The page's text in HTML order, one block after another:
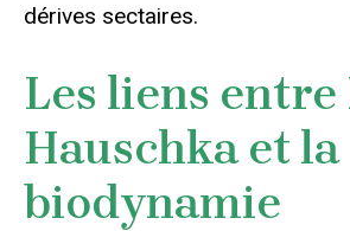
dérives sectaires.
Les liens entre
Hauschka et la
biodynamie